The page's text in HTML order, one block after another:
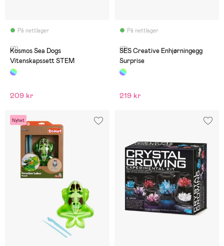
På nettlager
(0)
Kosmos Sea Dogs
Vitenskapssett STEM
209 kr
På nettlager
(0)
SES Creative Enhjørningegg
Surprise
219 kr
Nyhet